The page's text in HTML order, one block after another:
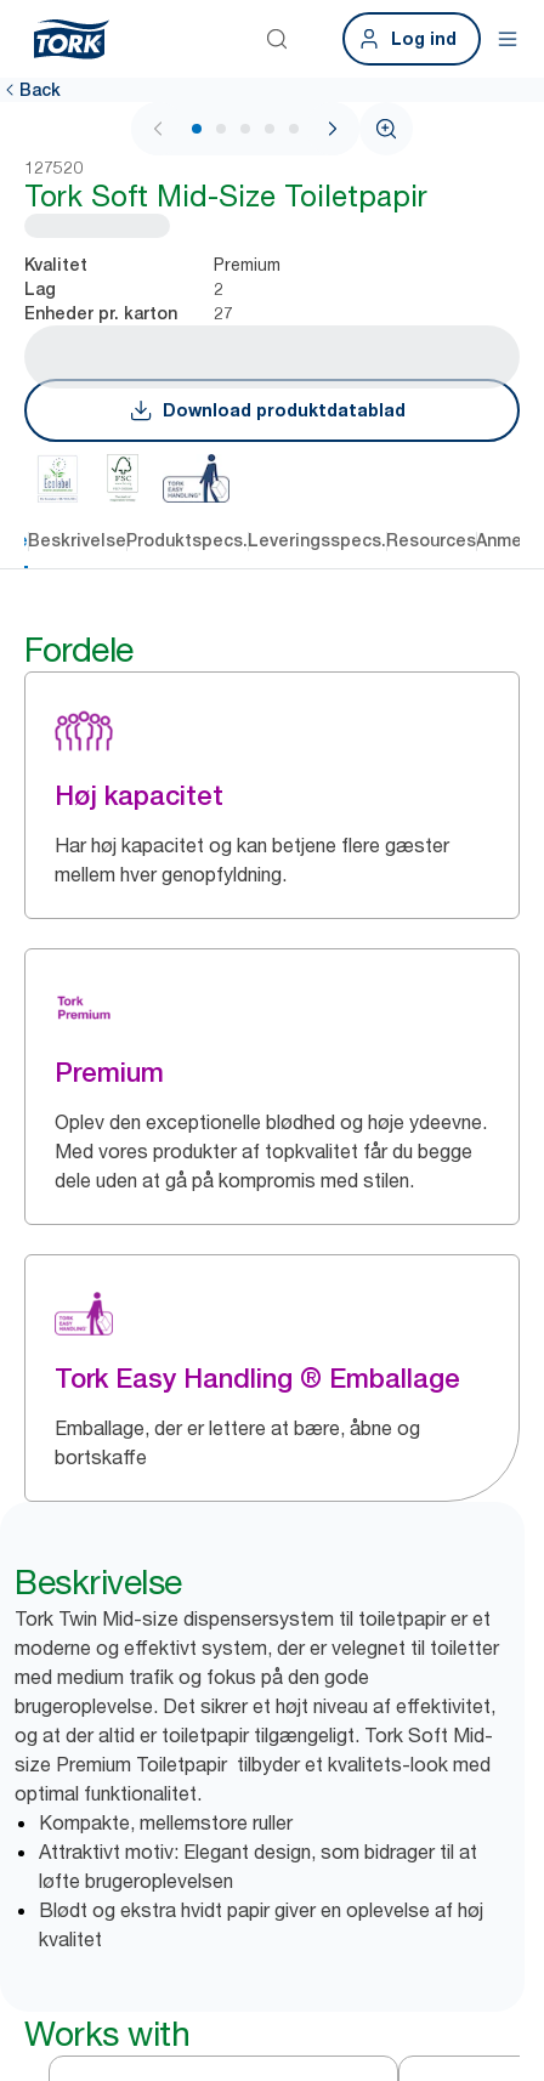
Log ind
Back
1 / 6
127520
Tork Soft Mid-Size Toiletpapir
Kvalitet Premium
Lag 2
Enheder pr. karton 27
Download produktdatablad
BeskrivelseProduktspecs.Leveringsspecs.Resources
Fordele
Høj kapacitet
Har høj kapacitet og kan betjene flere gæster
mellem hver genopfyldning.
Premium
Oplev den exceptionelle blødhed og høje ydeevne.
Med vores produkter af topkvalitet får du begge
dele uden at gå på kompromis med stilen.
Tork Easy Handling ® Emballage
Emballage, der er lettere at bære, åbne og
bortskaffe
Beskrivelse
Tork Twin Mid-size dispensersystem til toiletpapir er et
moderne og effektivt system, der er velegnet til toiletter
med medium trafik og fokus på den gode
brugeroplevelse. Det sikrer et højt niveau af effektivitet,
og at der altid er toiletpapir tilgængeligt. Tork Soft Mid-
size Premium Toiletpapir tilbyder et kvalitets-look med
optimal funktionalitet.
Kompakte, mellemstore ruller
Attraktivt motiv: Elegant design, som bidrager til at
løfte brugeroplevelsen
Blødt og ekstra hvidt papir giver en oplevelse af høj
kvalitet
Works with